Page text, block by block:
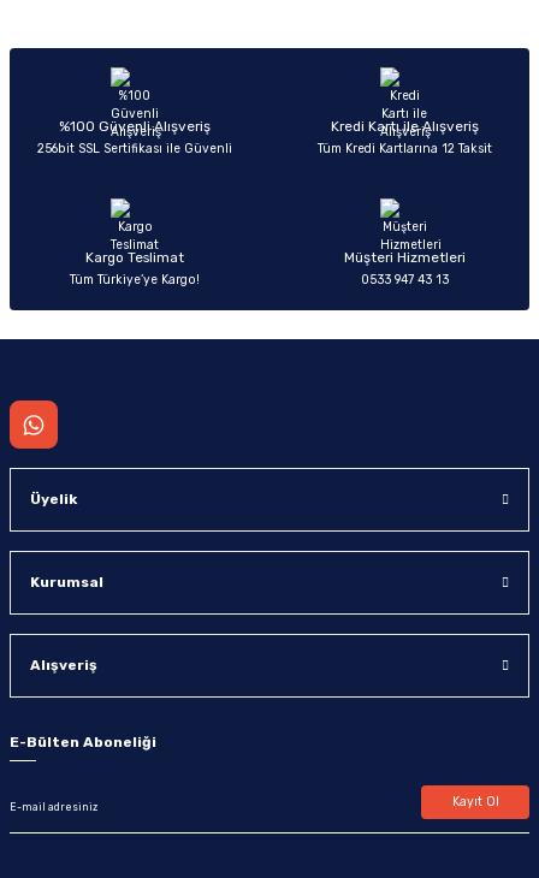
Ürün açıklamasında eksik bilgiler bulunuyor.
Ürün bilgilerinde hatalar bulunuyor.
Ürün fiyatı diğer sitelerden daha pahalı.
Sitemize ilk yorumu siz yapın!
%100 Güvenli Alışveriş
256bit SSL Sertifikası ile Güvenli
Kredi Kartı ile Alışveriş
Tüm Kredi Kartlarına 12 Taksit
Kargo Teslimat
Tüm Türkiye’ye Kargo!
Müşteri Hizmetleri
0533 947 43 13
Üyelik
Kurumsal
Alışveriş
E-Bülten Aboneliği
Kayıt Ol